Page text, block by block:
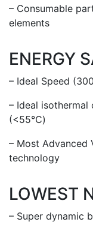
– Consumable
elements
ENERGY
– Ideal Speed
– Ideal isothermal
(<55℃)
– Most Advanced
technology
LOWEST
– Super dynamic